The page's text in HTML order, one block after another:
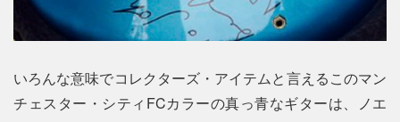
いろんな意味でコレクターズ・アイテムと言えるこのマン
チェスター・シティFCカラーの真っ青なギターは、ノエ